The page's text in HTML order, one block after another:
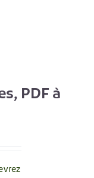
PDF à